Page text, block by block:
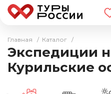
Главная / Каталог /
Экспедиции
Курильские